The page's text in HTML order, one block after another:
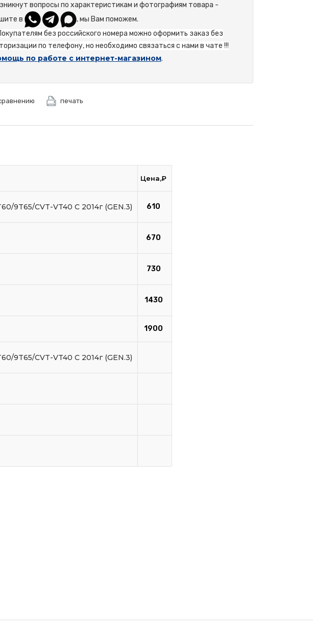
вопросы по характеристикам и фотографиям товара -
в
, мы Вам поможем.
без российского номера можно оформить заказ без
по телефону, но необходимо связаться с нами в чате !!!
по работе с интернет-магазином.
печать
Цена,₽
9T65/CVT-VT40 C 2014г (GEN.3) 610
670
730
1430
1900
9T65/CVT-VT40 C 2014г (GEN.3)